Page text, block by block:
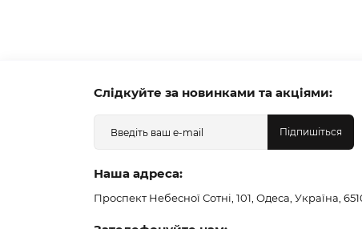
Слідкуйте за новинками та акціями:
Підпишіться
Наша адреса:
Проспект Небесної Сотні, 101, Одеса, Україна,